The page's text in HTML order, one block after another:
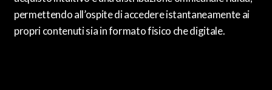
permettendo all’ospite di accedere istantaneamente ai
propri contenuti sia in formato fisico che digitale.